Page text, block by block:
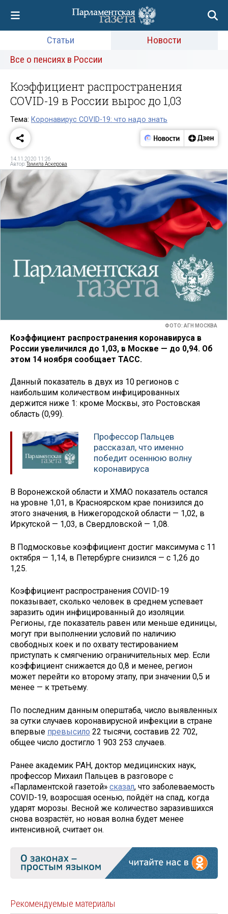
Статьи
Новости
Все о пенсиях в России
Коэффициент распространения
COVID-19 в России вырос до 1,03
Тема: Коронавирус COVID-19: что надо знать
14.11.2020 11:26
Автор:Тамила Аскерова
ФОТО: АГН МОСКВА
Коэффициент распространения коронавируса в
России увеличился до 1,03, в Москве — до 0,94. Об
этом 14 ноября сообщает ТАСС.
Данный показатель в двух из 10 регионов с
наибольшим количеством инфицированных
держится ниже 1: кроме Москвы, это Ростовская
область (0,99).
Профессор Пальцев
рассказал, что именно
победит осеннюю волну
коронавируса
В Воронежской области и ХМАО показатель остался
на уровне 1,01, в Красноярском крае понизился до
этого значения, в Нижегородской области — 1,02, в
Иркутской — 1,03, в Свердловской — 1,08.
В Подмосковье коэффициент достиг максимума с 11
октября — 1,14, в Петербурге снизился — с 1,26 до
1,25.
Коэффициент распространения COVID-19
показывает, сколько человек в среднем успевает
заразить один инфицированный до изоляции.
Регионы, где показатель равен или меньше единицы,
могут при выполнении условий по наличию
свободных коек и по охвату тестированием
приступать к смягчению ограничительных мер. Если
коэффициент снижается до 0,8 и менее, регион
может перейти ко второму этапу, при значении 0,5 и
менее — к третьему.
По последним данным оперштаба, число выявленных
за сутки случаев коронавирусной инфекции в стране
впервые превысило 22 тысячи, составив 22 702,
общее число достигло 1 903 253 случаев.
Ранее академик РАН, доктор медицинских наук,
профессор Михаил Пальцев в разговоре с
«Парламентской газетой» сказал, что заболеваемость
COVID-19, возросшая осенью, пойдёт на спад, когда
ударят морозы. Весной же количество заразившихся
снова возрастёт, но новая волна будет менее
интенсивной, считает он.
Рекомендуемые материалы